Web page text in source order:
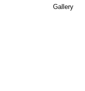
Gallery